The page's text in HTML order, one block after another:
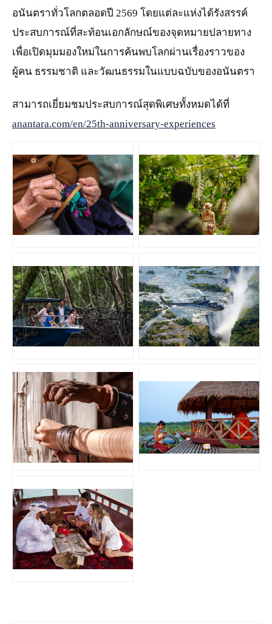
อนันตราทั่วโลกตลอดปี 2569 โดยแต่ละแห่งได้รังสรรค์
ประสบการณ์ที่สะท้อนเอกลักษณ์ของจุดหมายปลายทาง
เพื่อเปิดมุมมองใหม่ในการค้นพบโลกผ่านเรื่องราวของ
ผู้คน ธรรมชาติ และวัฒนธรรมในแบบฉบับของอนันตรา
สามารถเยี่ยมชมประสบการณ์สุดพิเศษทั้งหมดได้ที่
anantara.com/en/25th-anniversary-experiences
JPEG JPG
JPG JPG
PNG
JPG